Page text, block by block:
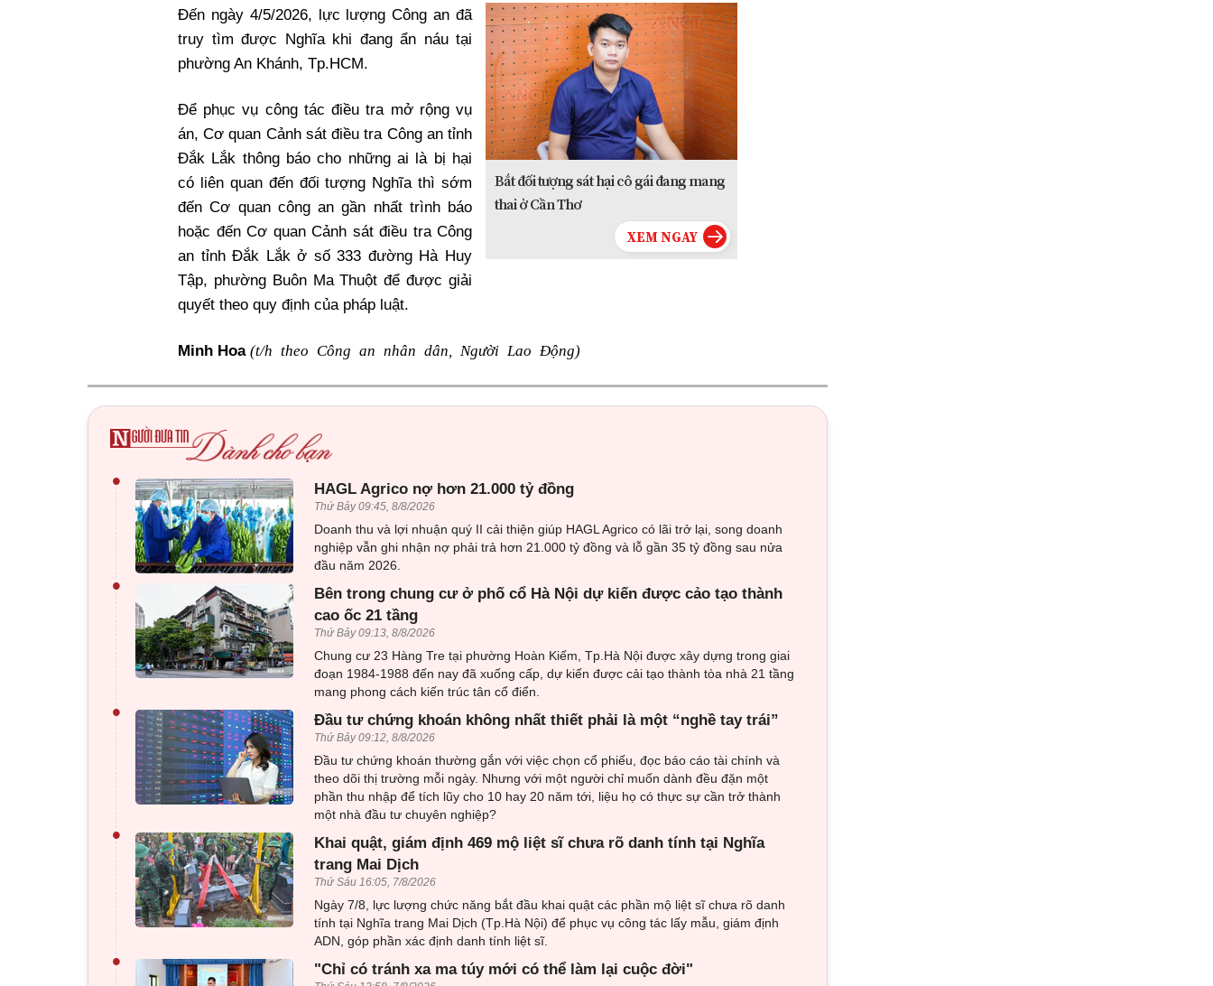
Bắt đối tượng sát hại cô gái đang mang
thai ở Cần Thơ
Đến ngày 4/5/2026, lực lượng Công an đã
truy tìm được Nghĩa khi đang ẩn náu tại
phường An Khánh, Tp.HCM.
Để phục vụ công tác điều tra mở rộng vụ
án, Cơ quan Cảnh sát điều tra Công an tỉnh
Đắk Lắk thông báo cho những ai là bị hại
có liên quan đến đối tượng Nghĩa thì sớm
đến Cơ quan công an gần nhất trình báo
hoặc đến Cơ quan Cảnh sát điều tra Công
an tỉnh Đắk Lắk ở số 333 đường Hà Huy
Tập, phường Buôn Ma Thuột để được giải
quyết theo quy định của pháp luật.
Minh Hoa (t/h theo Công an nhân dân, Người Lao Động)
• HAGL Agrico nợ hơn 21.000 tỷ đồng
Thứ Bảy 09:45, 8/8/2026
Doanh thu và lợi nhuận quý II cải thiện giúp HAGL Agrico có lãi trở lại, song doanh
nghiệp vẫn ghi nhận nợ phải trả hơn 21.000 tỷ đồng và lỗ gần 35 tỷ đồng sau nửa
đầu năm 2026.
•
Bên trong chung cư ở phố cổ Hà Nội dự kiến được cảo tạo thành
cao ốc 21 tầng
Thứ Bảy 09:13, 8/8/2026
Chung cư 23 Hàng Tre tại phường Hoàn Kiếm, Tp.Hà Nội được xây dựng trong giai
đoạn 1984-1988 đến nay đã xuống cấp, dự kiến được cải tạo thành tòa nhà 21 tầng
mang phong cách kiến trúc tân cổ điển.
• Đầu tư chứng khoán không nhất thiết phải là một “nghề tay trái”
Thứ Bảy 09:12, 8/8/2026
Đầu tư chứng khoán thường gắn với việc chọn cổ phiếu, đọc báo cáo tài chính và
theo dõi thị trường mỗi ngày. Nhưng với một người chỉ muốn dành đều đặn một
phần thu nhập để tích lũy cho 10 hay 20 năm tới, liệu họ có thực sự cần trở thành
một nhà đầu tư chuyên nghiệp?
•
Khai quật, giám định 469 mộ liệt sĩ chưa rõ danh tính tại Nghĩa
trang Mai Dịch
Thứ Sáu 16:05, 7/8/2026
Ngày 7/8, lực lượng chức năng bắt đầu khai quật các phần mộ liệt sĩ chưa rõ danh
tính tại Nghĩa trang Mai Dịch (Tp.Hà Nội) để phục vụ công tác lấy mẫu, giám định
ADN, góp phần xác định danh tính liệt sĩ.
• "Chỉ có tránh xa ma túy mới có thể làm lại cuộc đời"